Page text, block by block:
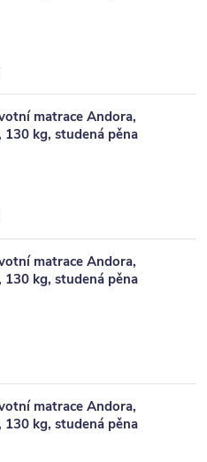
matrace Andora,
130 kg, studená pěna
matrace Andora,
130 kg, studená pěna
matrace Andora,
130 kg, studená pěna